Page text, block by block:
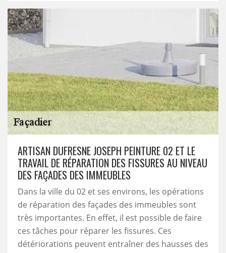
ARTISAN DUFRESNE JOSEPH PEINTURE 02 ET LE
TRAVAIL DE RÉPARATION DES FISSURES AU NIVEAU
DES FAÇADES DES IMMEUBLES
Dans la ville du 02 et ses environs, les opérations
de réparation des façades des immeubles sont
très importantes. En effet, il est possible de faire
ces tâches pour réparer les fissures. Ces
détériorations peuvent entraîner des hausses des